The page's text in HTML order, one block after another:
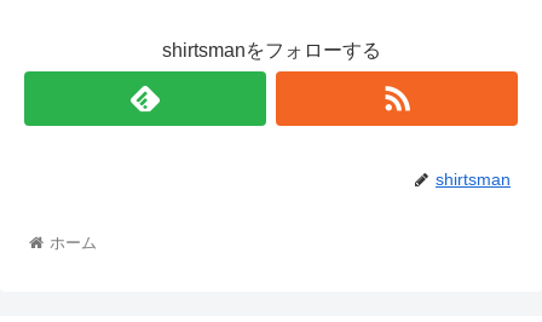
shirtsmanをフォローする
shirtsman
ホーム